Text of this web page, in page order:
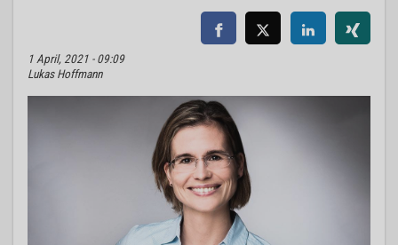
1 April, 2021 - 09:09
Lukas Hoffmann